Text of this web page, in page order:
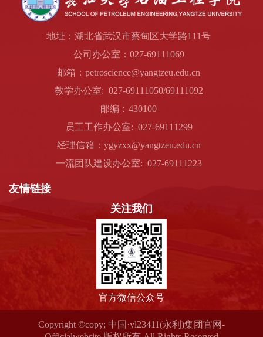
地址：湖北省武汉市蔡甸区大学路111号
公司办公室：027-69111069
邮箱：petroscience@yangtzeu.edu.cn
教学办公室: 027-69111050/69111092
邮编：430100
员工工作办公室: 027-69111299
经理信箱：ygyzxx@yangtzeu.edu.cn
一流团队建设办公室: 027-69111223
友情链接
关注我们
官方微信公众号
Copyright ©copy; 中国·yl23411(永利)集团官网-